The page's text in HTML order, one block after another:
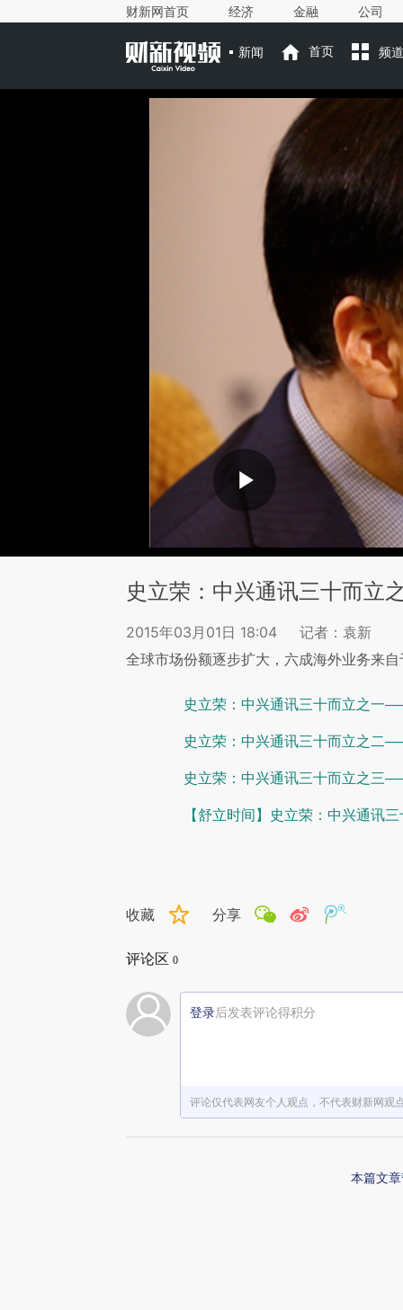
财新网首页 经济 金融 公司
新闻 首页 频道
史立荣：中兴通讯三十而
2015年03月01日 18:04
记者：袁新
全球市场份额逐步扩大，六成海外业务来
史立荣：中兴通讯三十而立之一
史立荣：中兴通讯三十而立之二
史立荣：中兴通讯三十而立之三
【舒立时间】史立荣：中兴通讯
收藏 分享
评论区 0
登录后发表评论得积分
评论仅代表网友个人观点，不代表财新网观
本篇文